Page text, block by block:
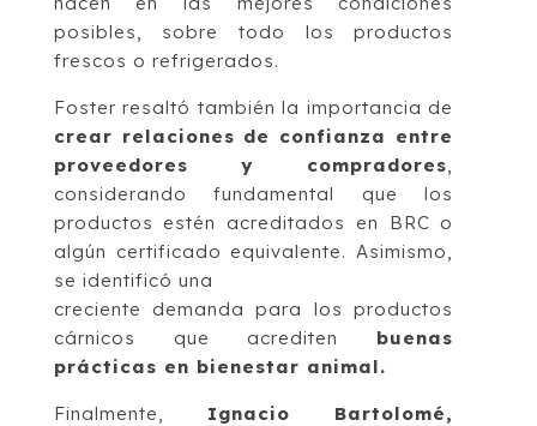
posibles, sobre todo los productos
frescos o refrigerados.
Foster resaltó también la importancia de
crear relaciones de confianza entre
proveedores y compradores
considerando fundamental que los
productos estén acreditados en BRC o
algún certificado equivalente. Asimismo,
se identificó una
creciente demanda para los productos
cárnicos que acrediten buenas
prácticas en bienestar animal.
Finalmente, Ignacio Bartolomé,